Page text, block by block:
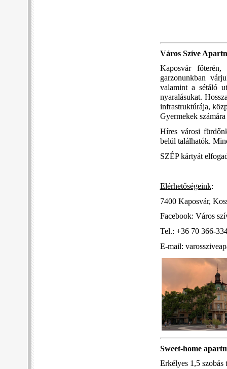
Város Szíve
Kaposvár
garzonunkban
valamint a sétáló
nyaralásukat.
infrastruktúrája,
Gyermekek
Híres városi
belül találhatók.
SZÉP kártyát
Elérhetőségeink:
7400 Kaposvár,
Facebook: Város
Tel.: +36 70 366-
E-mail:
Sweet-home
Erkélyes 1,5 szobás